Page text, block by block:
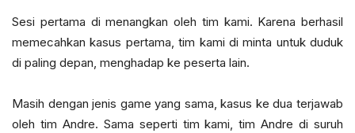
Sesi pertama di menangkan oleh tim kami. Karena berhasil
memecahkan kasus pertama, tim kami di minta untuk duduk
di paling depan, menghadap ke peserta lain.
Masih dengan jenis game yang sama, kasus ke dua terjawab
oleh tim Andre. Sama seperti tim kami, tim Andre di suruh